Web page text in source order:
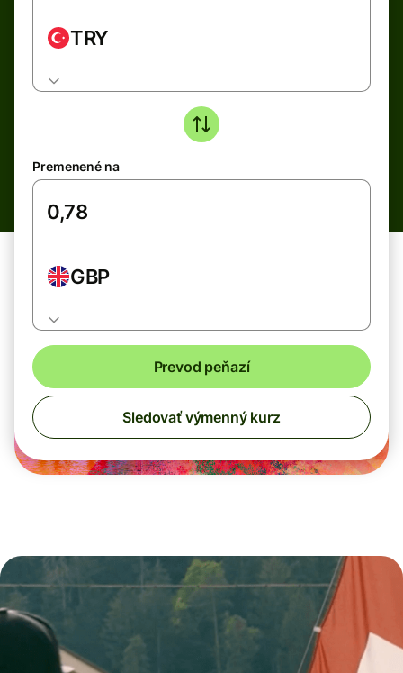
TRY
Premenené na
GBP
Prevod peňazí
Sledovať výmenný kurz